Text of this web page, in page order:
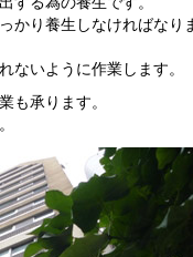
かり養生しなければなり
ないように作業します。
も承ります。